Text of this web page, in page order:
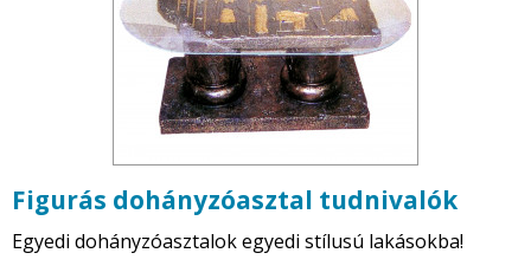
Figurás dohányzóasztal tudnivalók
Egyedi dohányzóasztalok egyedi stílusú lakásokba!